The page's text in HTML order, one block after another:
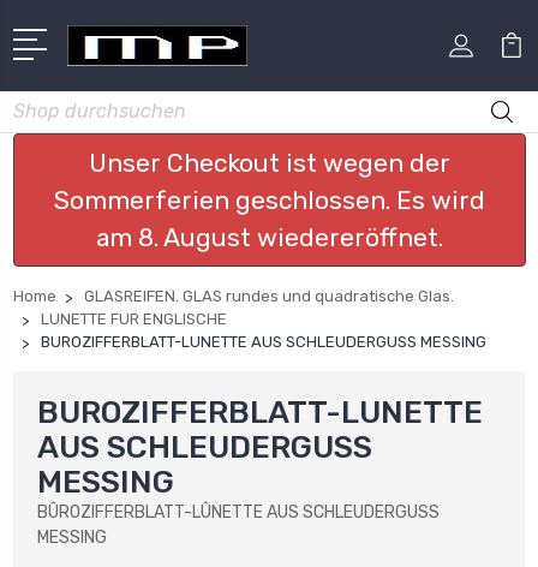
Suchen
Unser Checkout ist wegen der
Sommerferien geschlossen. Es wird
am 8. August wiedereröffnet.
Home
GLASREIFEN. GLAS rundes und quadratische Glas.
LUNETTE FUR ENGLISCHE
BUROZIFFERBLATT-LUNETTE AUS SCHLEUDERGUSS MESSING
BUROZIFFERBLATT-LUNETTE
AUS SCHLEUDERGUSS
MESSING
BÛROZIFFERBLATT-LÛNETTE AUS SCHLEUDERGUSS
MESSING